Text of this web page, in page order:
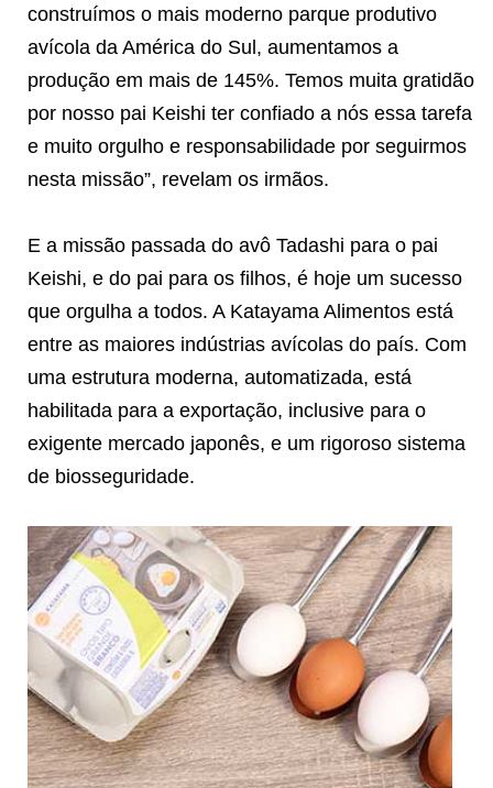
construímos o mais moderno parque produtivo
avícola da América do Sul, aumentamos a
produção em mais de 145%. Temos muita gratidão
por nosso pai Keishi ter confiado a nós essa tarefa
e muito orgulho e responsabilidade por seguirmos
nesta missão”, revelam os irmãos.
E a missão passada do avô Tadashi para o pai
Keishi, e do pai para os filhos, é hoje um sucesso
que orgulha a todos. A Katayama Alimentos está
entre as maiores indústrias avícolas do país. Com
uma estrutura moderna, automatizada, está
habilitada para a exportação, inclusive para o
exigente mercado japonês, e um rigoroso sistema
de biosseguridade.